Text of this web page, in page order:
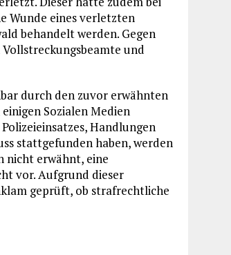
Wunde eines verletzten
behandelt werden. Gegen
und
durch den zuvor erwähnten
Sozialen Medien
Handlungen
stattgefunden haben, werden
nicht erwähnt, eine
vor. Aufgrund dieser
geprüft, ob strafrechtliche